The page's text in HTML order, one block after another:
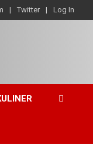
Twitter Log In